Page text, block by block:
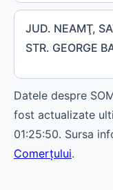
JUD. NEAMŢ,
STR. GEORGE
Datele despre
fost actualizate
01:25:50. Sursa
Comerțului.